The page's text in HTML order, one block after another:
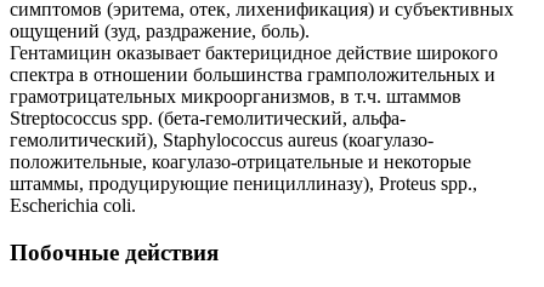
симптомов (эритема, отек, лихенификация) и субъективных
ощущений (зуд, раздражение, боль).
Гентамицин оказывает бактерицидное действие широкого
спектра в отношении большинства грамположительных и
грамотрицательных микроорганизмов, в т.ч. штаммов
Streptococcus spp. (бета-гемолитический, альфа-
гемолитический), Staphylococcus aureus (коагулазо-
положительные, коагулазо-отрицательные и некоторые
штаммы, продуцирующие пенициллиназу), Proteus spp.,
Escherichia coli.
Побочные действия